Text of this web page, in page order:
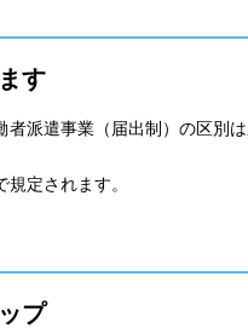
す
派遣事業（届出制）の区別
定されます。
プ